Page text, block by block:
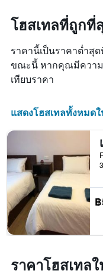
แกน
ดง
ราคา
เฉลี่ย
ของ
โฮสเทลที่ถูกที่
ราคานี้เป็นราคาต่ำสุ
ขณะนี้ หากคุณมีความ
เทียบราคา
แสดงโฮสเทลทั้งหมด
ราคาโฮสเทล